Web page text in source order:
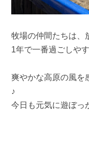
牧場の仲間たちは、
1年で一番過ごしや
爽やかな高原の風を
♪